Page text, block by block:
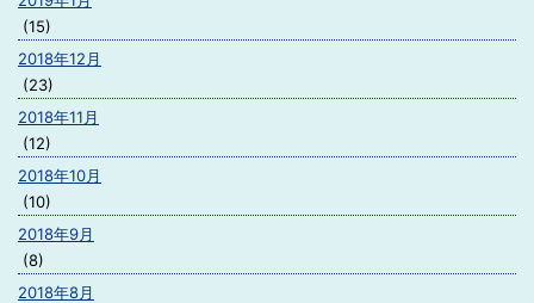
(15)
2018年12月
(23)
2018年11月
(12)
2018年10月
(10)
2018年9月
(8)
2018年8月